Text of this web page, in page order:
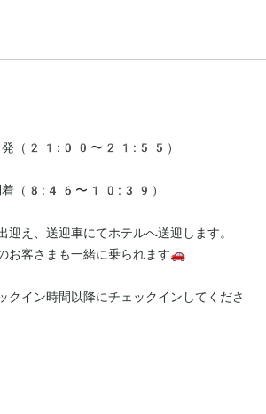
発（21:00〜21:55）
着（8:46〜10:39）
迎え、送迎車にてホテルへ送迎します。
お客さまも一緒に乗られます🚗
クイン時間以降にチェックインしてくださ